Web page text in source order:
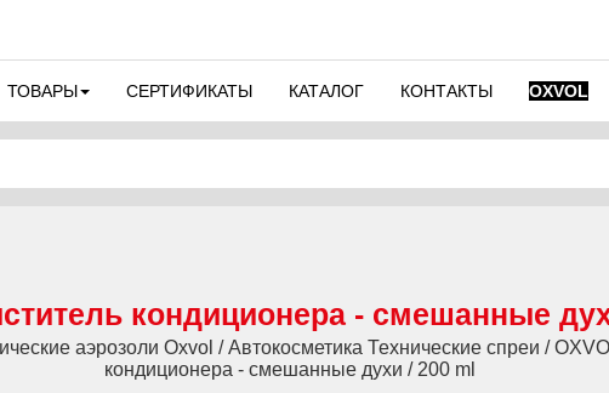
ТОВАРЫ СЕРТИФИКАТЫ КАТАЛОГ КОНТАКТЫ OXVOL
кондиционера - смешанные
аэрозоли Oxvol / Автокосметика Технические спреи /
кондиционера - смешанные духи / 200 ml